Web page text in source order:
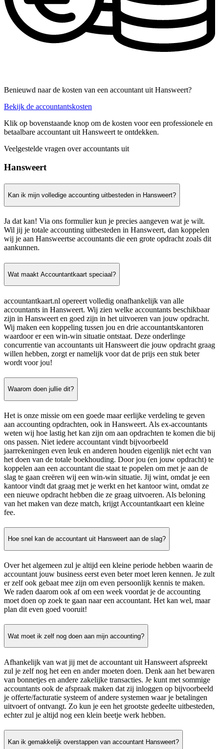
Benieuwd naar de kosten van een accountant uit Hansweert?
Bekijk de accountantskosten
Klik op bovenstaande knop om de kosten voor een professionele en
betaalbare accountant uit Hansweert te ontdekken.
Veelgestelde vragen over accountants uit
Hansweert
Kan ik mijn volledige accounting uitbesteden in Hansweert?
Ja dat kan! Via ons formulier kun je precies aangeven wat je wilt.
Wil jij je totale accounting uitbesteden in Hansweert, dan koppelen
wij je aan Hansweertse accountants die een grote opdracht zoals dit
aankunnen.
Wat maakt Accountantkaart speciaal?
accountantkaart.nl opereert volledig onafhankelijk van alle
accountants in Hansweert. Wij zien welke accountants beschikbaar
zijn in Hansweert en goed zijn in het uitvoeren van jouw opdracht.
Wij maken een koppeling tussen jou en drie accountantskantoren
waardoor er een win-win situatie ontstaat. Deze onderlinge
concurrentie van accountants uit Hansweert die jouw opdracht graag
willen hebben, zorgt er namelijk voor dat de prijs een stuk beter
wordt voor jou!
Waarom doen jullie dit?
Het is onze missie om een goede maar eerlijke verdeling te geven
aan accounting opdrachten, ook in Hansweert. Als ex-accountants
weten wij hoe lastig het kan zijn om aan opdrachten te komen die bij
ons passen. Niet iedere accountant vindt bijvoorbeeld
jaarrekeningen even leuk en anderen houden eigenlijk niet echt van
het doen van de totale boekhouding. Door jou (en jouw opdracht) te
koppelen aan een accountant die staat te popelen om met je aan de
slag te gaan creëren wij een win-win situatie. Jij wint, omdat je een
kantoor vindt dat graag met je werkt en het kantoor wint, omdat ze
een nieuwe opdracht hebben die ze graag uitvoeren. Als beloning
van het maken van deze match, krijgt Accountantkaart een kleine
fee.
Hoe snel kan de accountant uit Hansweert aan de slag?
Over het algemeen zul je altijd een kleine periode hebben waarin de
accountant jouw business eerst even beter moet leren kennen. Je zult
er zelf ook gebaat mee zijn om even persoonlijk kennis te maken.
We raden daarom ook af om een week voordat je de accounting
moet doen op zoek te gaan naar een accountant. Het kan wel, maar
plan dit even goed vooruit!
Wat moet ik zelf nog doen aan mijn accounting?
Afhankelijk van wat jij met de accountant uit Hansweert afspreekt
zul je zelf nog het een en ander moeten doen. Denk aan het bewaren
van bonnetjes en andere zakelijke transacties. Je kunt met sommige
accountants ook de afspraak maken dat zij inloggen op bijvoorbeeld
je offerte/facturatie systeem of andere systemen waar je betalingen
uitvoert of ontvangt. Zo kun je een het grootste gedeelte uitbesteden,
echter zul je altijd nog een klein beetje werk hebben.
Kan ik gemakkelijk overstappen van accountant Hansweert?